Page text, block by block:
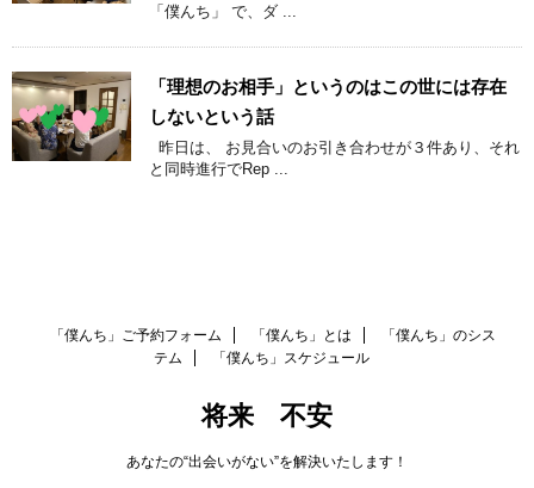
「僕んち」 で、ダ ...
「理想のお相手」というのはこの世には存在
しないという話
昨日は、 お見合いのお引き合わせが３件あり、それ
と同時進行でRep ...
「僕んち」ご予約フォーム 「僕んち」とは
「僕んち」のシス
テム
「僕んち」スケジュール
将来 不安
あなたの“出会いがない”を解決いたします！